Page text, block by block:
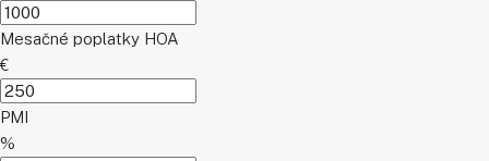
Mesačné poplatky HOA
€
PMI
%